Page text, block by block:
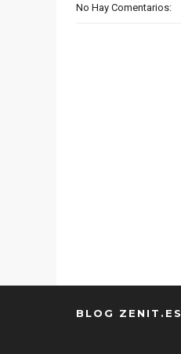
No Hay Comentarios:
BLOG ZENIT.ES